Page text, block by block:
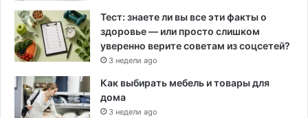
Тест: знаете ли вы все эти факты о
здоровье — или просто слишком
уверенно верите советам из соцсетей?
3 недели ago
Как выбирать мебель и товары для
дома
3 недели ago